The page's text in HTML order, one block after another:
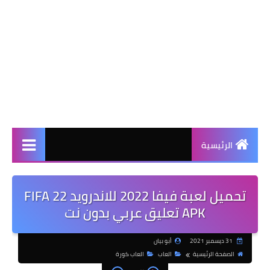
الرئيسية
تحميل لعبة فيفا 2022 للاندرويد FIFA 22
APK تعليق عربي بدون نت
أبو بيان
الصفحة الرئيسية
العاب العاب كورة